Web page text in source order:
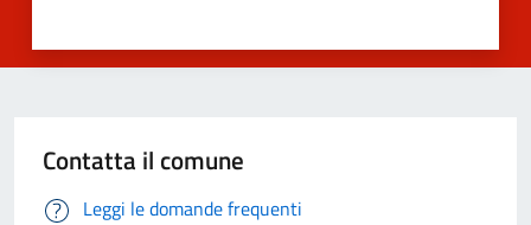
Contatta il comune
Leggi le domande frequenti